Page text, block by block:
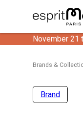
November 21
Brands &
Brand